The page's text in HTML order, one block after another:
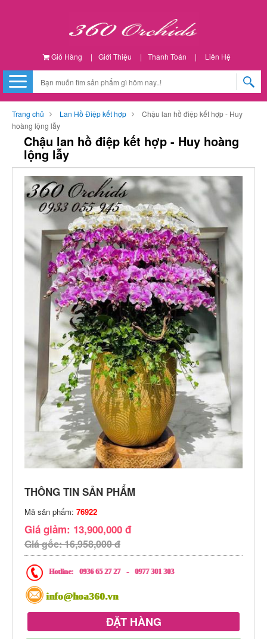
Giỏ Hàng | Giới Thiệu | Thanh Toán | Liên Hệ
Trang chủ Lan Hồ Điệp kết hợp
Chậu lan hồ điệp kết hợp - Huy
hoàng lộng lẫy
Chậu lan hồ điệp kết hợp - Huy hoàng
lộng lẫy
THÔNG TIN SẢN PHẨM
Mã sản phẩm: 76922
Giá giảm: 13,900,000 đ
Giá gốc: 16,958,000 đ
Hotline: 0936 65 27 27 - 0977 301 303
info@hoa360.vn
ĐẶT HÀNG